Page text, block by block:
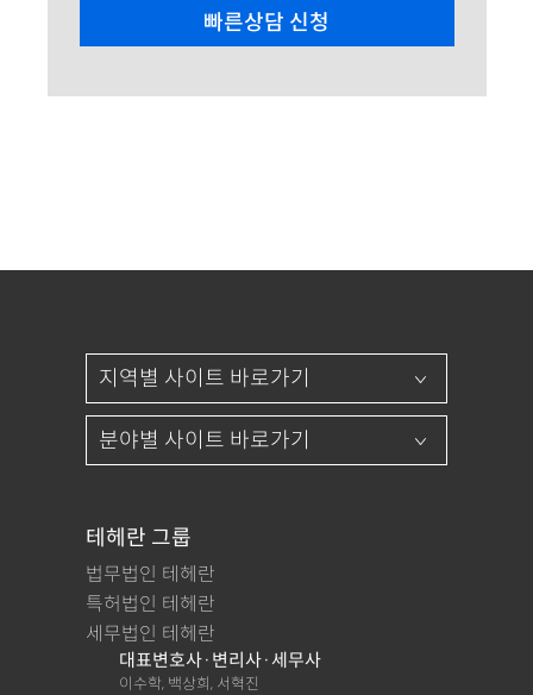
테헤란 그룹
법무법인 테헤란
특허법인 테헤란
세무법인 테헤란
대표변호사·변리사·세무사
이수학, 백상희, 서혁진